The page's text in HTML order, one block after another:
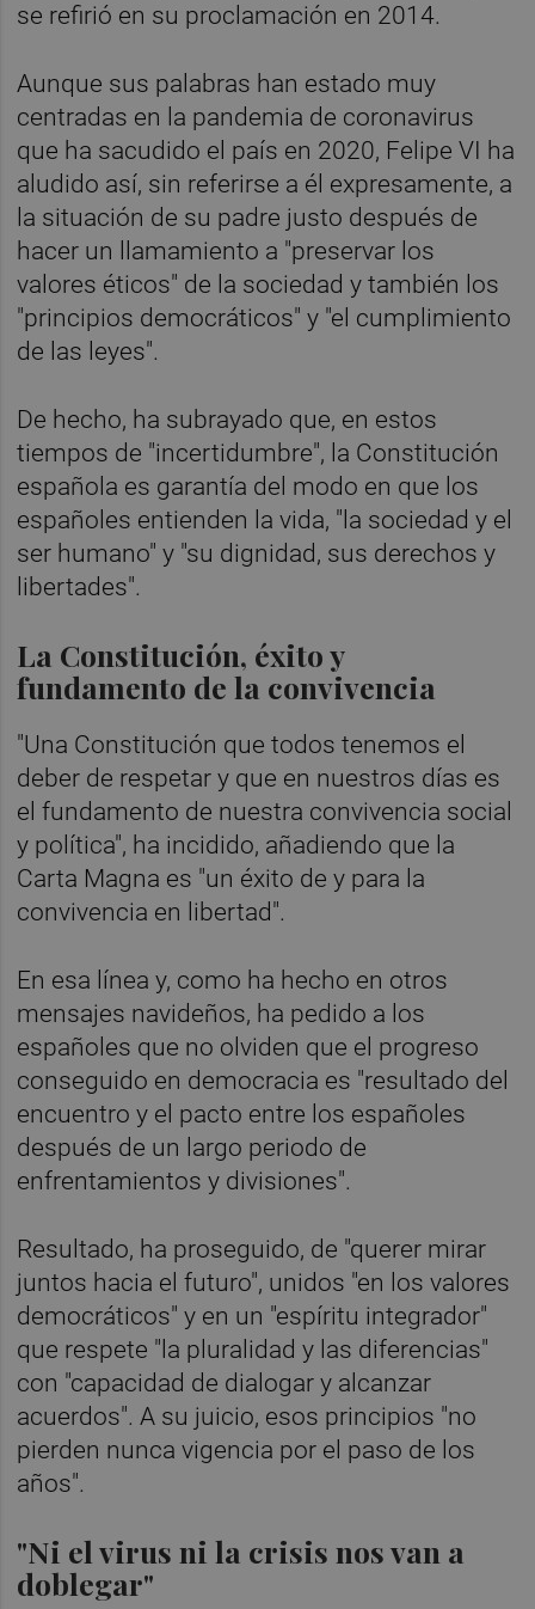
se refirió en su proclamación en 2014.
Aunque sus palabras han estado muy
centradas en la pandemia de coronavirus
que ha sacudido el país en 2020, Felipe VI ha
aludido así, sin referirse a él expresamente, a
la situación de su padre justo después de
hacer un llamamiento a "preservar los
valores éticos" de la sociedad y también los
"principios democráticos" y "el cumplimiento
de las leyes".
De hecho, ha subrayado que, en estos
tiempos de "incertidumbre", la Constitución
española es garantía del modo en que los
españoles entienden la vida, "la sociedad y el
ser humano" y "su dignidad, sus derechos y
libertades".
La Constitución, éxito y
fundamento de la convivencia
"Una Constitución que todos tenemos el
deber de respetar y que en nuestros días es
el fundamento de nuestra convivencia social
y política", ha incidido, añadiendo que la
Carta Magna es "un éxito de y para la
convivencia en libertad".
En esa línea y, como ha hecho en otros
mensajes navideños, ha pedido a los
españoles que no olviden que el progreso
conseguido en democracia es "resultado del
encuentro y el pacto entre los españoles
después de un largo periodo de
enfrentamientos y divisiones".
Resultado, ha proseguido, de "querer mirar
juntos hacia el futuro", unidos "en los valores
democráticos" y en un "espíritu integrador"
que respete "la pluralidad y las diferencias"
con "capacidad de dialogar y alcanzar
acuerdos". A su juicio, esos principios "no
pierden nunca vigencia por el paso de los
años".
"Ni el virus ni la crisis nos van a
doblegar"